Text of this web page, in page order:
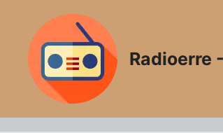
contenuto
Radioerre